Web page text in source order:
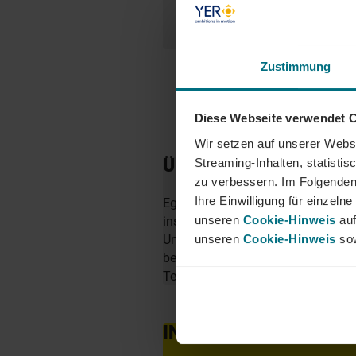
Zustimmung
Diese Webseite verwendet
Wir setzen auf unserer
Streaming-Inhalten,
zu verbessern. Im
Ihre Einwilligung für
unseren Cookie-Hinweis
unseren Cookie-Hinweis
ÜBER YER
Egal ob als Junior, Professional
insbesondere in den Bereichen
Unternehmen zu finden. Als Teil
berufliche Perspektiven über
Team von YER - bei uns beginnt
INTERESSIERT?